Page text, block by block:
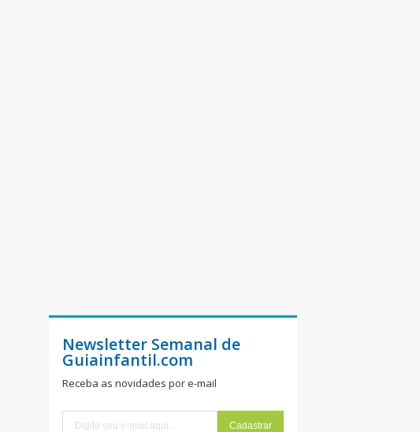
Newsletter Semanal de
Guiainfantil.com
Receba as novidades por e-mail